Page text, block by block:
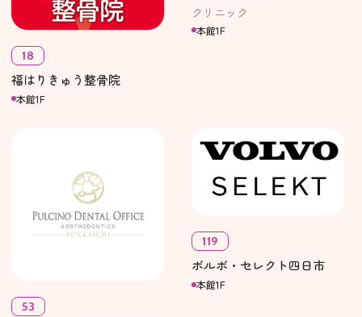
18
福はりきゅう整骨院
本館1F
クリニック
本館1F
53
119
ボルボ・セレクト四日市
本館1F